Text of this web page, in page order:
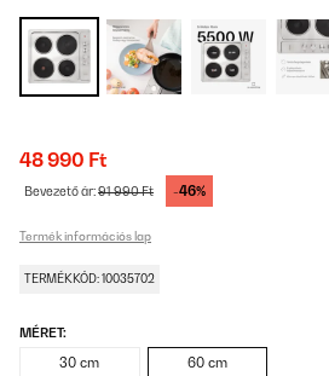
48 990 Ft
Bevezető ár:91 990 Ft -46%
Termék információs lap
TERMÉKKÓD: 10035702
MÉRET:
30 cm 60 cm